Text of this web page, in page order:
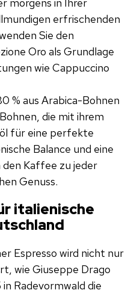
erfrischenden
Sie den
Oro als Grundlage
wie Cappuccino
% aus Arabica-Bohnen
die mit ihrem
für eine perfekte
Balance und eine
Kaffee zu jeder
Genuss.
italienische
Espresso wird nicht nur
wie Giuseppe Drago
Radevormwald die